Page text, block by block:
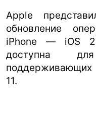
Apple
обновление
iPhone — iOS
доступна
поддерживающих
11.